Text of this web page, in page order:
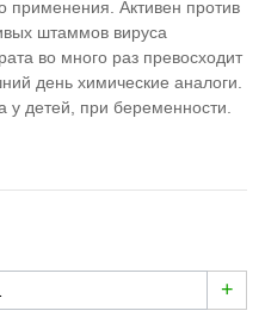
применения. Активен против
штаммов вируса
во много раз превосходит
день химические аналоги.
у детей, при беременности.
+